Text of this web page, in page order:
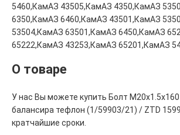
5460,КамАЗ 43505,КамАЗ 4350,КамАЗ
6350,КамАЗ 6460,КамАЗ 43501,КамАЗ
53504,КамАЗ 63501,КамАЗ 6450,КамАЗ
65222,КамАЗ 43253,КамАЗ 65201,КамАЗ
О товаре
У нас Вы можете купить Болт
балансира тефлон (1/59903/21) / ZTD
кратчайшие сроки.